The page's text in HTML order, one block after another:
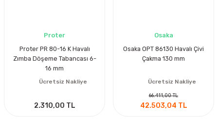
Proter
Proter PR 80-16 K Havalı
Zımba Döşeme Tabancası 6-
16 mm
Ücretsiz Nakliye
2.310,00 TL
Osaka
Osaka OPT 86130 Havalı Çivi
Çakma 130 mm
Ücretsiz Nakliye
66.411,00 TL
42.503,04 TL